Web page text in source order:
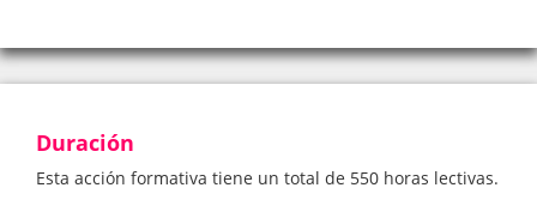
Duración
Esta acción formativa tiene un total de 550 horas lectivas.